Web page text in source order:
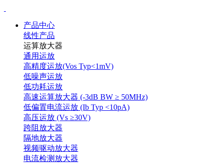
产品中心
线性产品
运算放大器
通用运放
高精度运放(Vos Typ<1mV)
低噪声运放
低功耗运放
高速运算放大器 (-3dB BW ≥ 50MHz)
低偏置电流运放 (Ib Typ <10pA)
高压运放 (Vs ≥30V)
跨阻放大器
隔地放大器
视频驱动放大器
电流检测放大器